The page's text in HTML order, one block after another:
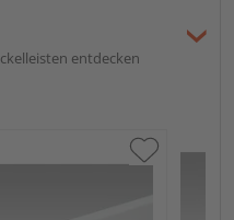
entdecken